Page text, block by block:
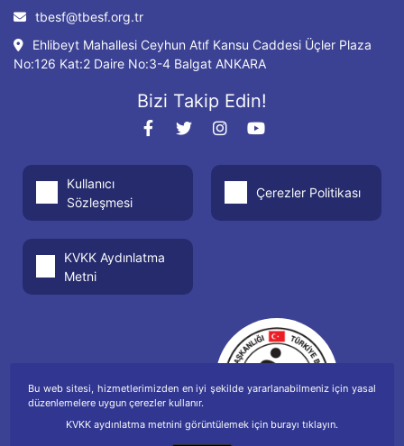
tbesf@tbesf.org.tr
Ehlibeyt Mahallesi Ceyhun Atıf Kansu Caddesi Üçler Plaza
No:126 Kat:2 Daire No:3-4 Balgat ANKARA
Bizi Takip Edin!
Kullanıcı
Sözleşmesi
Çerezler Politikası
KVKK Aydınlatma
Metni
Bu web sitesi, hizmetlerimizden en iyi şekilde yararlanabilmeniz için yasal
düzenlemelere uygun çerezler kullanır.
KVKK aydınlatma metnini görüntülemek için burayı tıklayın.